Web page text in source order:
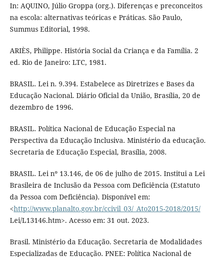
In: AQUINO, Júlio Groppa (org.). Diferenças e preconceitos
na escola: alternativas teóricas e Práticas. São Paulo,
Summus Editorial, 1998.
ARIÈS, Philippe. História Social da Criança e da Família. 2
ed. Rio de Janeiro: LTC, 1981.
BRASIL. Lei n. 9.394. Estabelece as Diretrizes e Bases da
Educação Nacional. Diário Oficial da União, Brasília, 20 de
dezembro de 1996.
BRASIL. Política Nacional de Educação Especial na
Perspectiva da Educação Inclusiva. Ministério da educação.
Secretaria de Educação Especial, Brasília, 2008.
BRASIL. Lei nº 13.146, de 06 de julho de 2015. Institui a Lei
Brasileira de Inclusão da Pessoa com Deficiência (Estatuto
da Pessoa com Deficiência). Disponível em:
<http://www.planalto.gov.br/ccivil_03/_Ato2015-2018/2015/
Lei/L13146.htm>. Acesso em: 31 out. 2023.
Brasil. Ministério da Educação. Secretaria de Modalidades
Especializadas de Educação. PNEE: Política Nacional de